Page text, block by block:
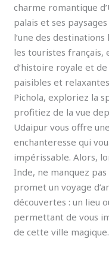
charme romantique
palais et ses
l’une des
les touristes
d’histoire royale et
paisibles et
Pichola, exploriez la
profitiez de la vue
Udaipur vous offre
enchanteresse qui
impérissable. Alors,
Inde, ne manquez
promet un voyage
découvertes : un lieu
permettant de vous
de cette ville magique.